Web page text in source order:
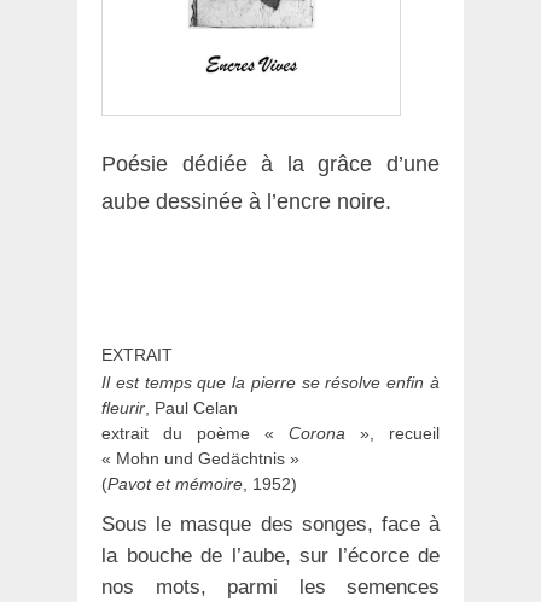
Poésie dédiée à la grâce d’une
aube dessinée à l’encre noire.
EXTRAIT
Il est temps que la pierre se résolve enfin à
fleurir , Paul Celan
extrait du poème « Corona », recueil
« Mohn und Gedächtnis »
(Pavot et mémoire , 1952)
Sous le masque des songes, face à
la bouche de l’aube, sur l’écorce de
nos mots, parmi les semences